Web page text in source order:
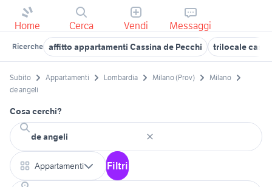
Home Cerca Vendi Messaggi
Ricerche affitto appartamenti Cassina de Pecchi trilocale
Subito Appartamenti Lombardia Milano (Prov)
Milano
de angeli
Cosa cerchi?
Appartamenti Filtri